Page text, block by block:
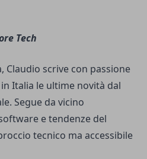
Tech
Claudio scrive con passione
Italia le ultime novità dal
Segue da vicino
e tendenze del
tecnico ma accessibile